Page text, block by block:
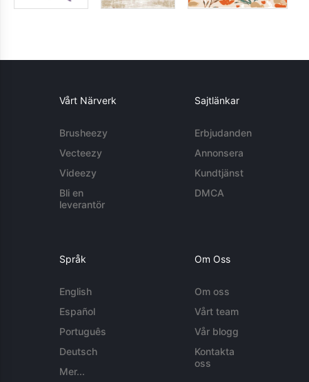
Vårt Närverk
Brusheezy
Vecteezy
Videezy
Bli en
leverantör
Sajtlänkar
Erbjudanden
Annonsera
Kundtjänst
DMCA
Språk
English
Español
Português
Deutsch
Mer...
Om Oss
Om oss
Vårt team
Vår blogg
Kontakta
oss